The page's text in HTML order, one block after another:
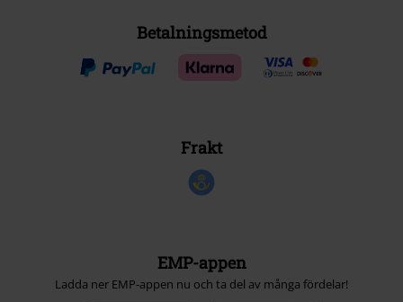
Betalningsmetod
Frakt
EMP-appen
Ladda ner EMP-appen nu och ta del av många fördelar!